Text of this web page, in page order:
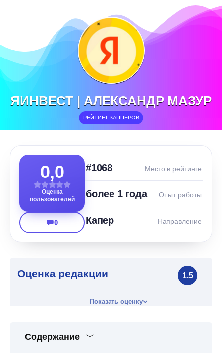
ЯИНВЕСТ | АЛЕКСАНДР МАЗУР
РЕЙТИНГ КАППЕРОВ
0,0
Оценка
пользователей
0
#1068 Место в рейтинге
более 1 года Опыт работы
Капер Направление
Оценка редакции 1.5
Показать оценку
Содержание